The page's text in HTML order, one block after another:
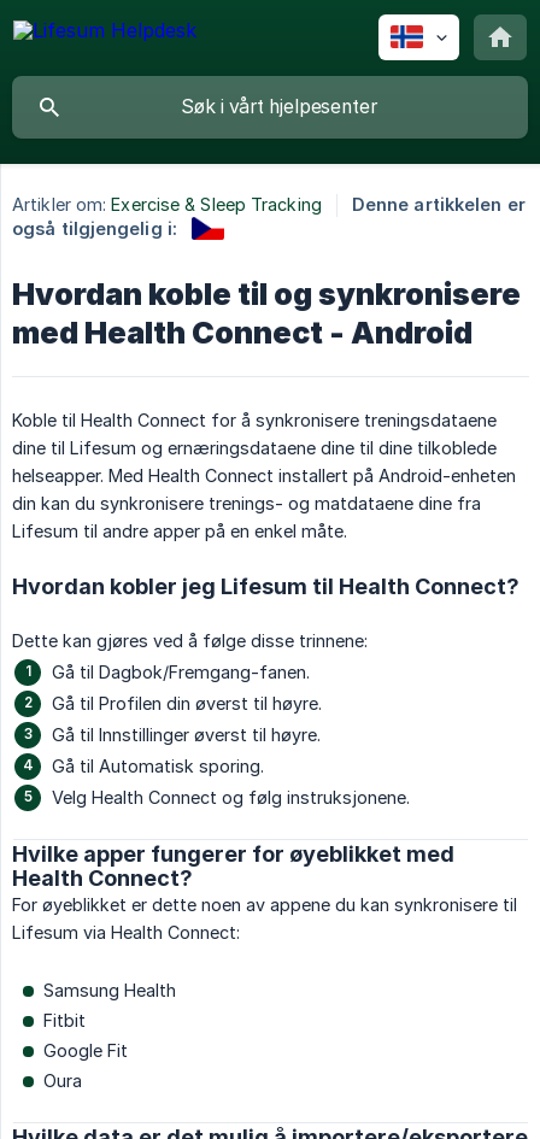
Artikler om: Exercise & Sleep Tracking
Denne artikkelen er
også tilgjengelig i:
Hvordan koble til og synkronisere
med Health Connect - Android
Koble til Health Connect for å synkronisere treningsdataene
dine til Lifesum og ernæringsdataene dine til dine tilkoblede
helseapper. Med Health Connect installert på Android-enheten
din kan du synkronisere trenings- og matdataene dine fra
Lifesum til andre apper på en enkel måte.
Hvordan kobler jeg Lifesum til Health Connect?
Dette kan gjøres ved å følge disse trinnene:
Gå til Dagbok/Fremgang-fanen.
Gå til Profilen din øverst til høyre.
Gå til Innstillinger øverst til høyre.
Gå til Automatisk sporing.
Velg Health Connect og følg instruksjonene.
Hvilke apper fungerer for øyeblikket med
Health Connect?
For øyeblikket er dette noen av appene du kan synkronisere til
Lifesum via Health Connect:
Samsung Health
Fitbit
Google Fit
Oura